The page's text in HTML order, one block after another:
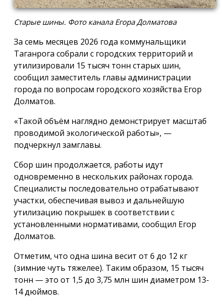
Старые шины. Фото канала Егора Долматова
За семь месяцев 2026 года коммунальщики
Таганрога собрали с городских территорий и
утилизировали 15 тысяч тонн старых шин,
сообщил заместитель главы администрации
города по вопросам городского хозяйства Егор
Долматов.
«Такой объём наглядно демонстрирует масштаб
проводимой экологической работы», —
подчеркнул замглавы.
Сбор шин продолжается, работы идут
одновременно в нескольких районах города.
Специалисты последовательно отрабатывают
участки, обеспечивая вывоз и дальнейшую
утилизацию покрышек в соответствии с
установленными нормативами, сообщил Егор
Долматов.
Отметим, что одна шина весит от 6 до 12 кг
(зимние чуть тяжелее). Таким образом, 15 тысяч
тонн — это от 1,5 до 3,75 млн шин диаметром 13-
14 дюймов.